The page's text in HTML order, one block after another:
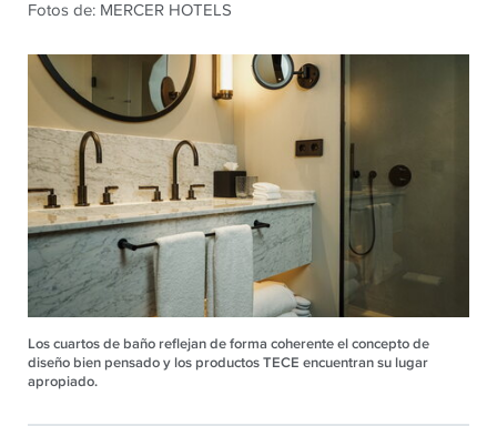
Fotos de: MERCER HOTELS
Los cuartos de baño reflejan de forma coherente el concepto de
diseño bien pensado y los productos TECE encuentran su lugar
apropiado.